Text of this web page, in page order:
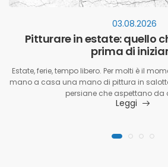
03.08.2026
Pitturare in estate: quello
prima di
Estate, ferie, tempo libero. Per molti è il
mano a casa una mano di pittura in
persiane che aspettano da
Leggi